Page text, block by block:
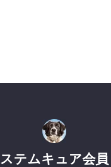
ステムキュア会員